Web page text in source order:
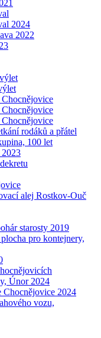
2024
2022
rodáků a přátel
100 let
alej Rostkov-Ouč
starosty 2019
pro kontejnery,
Únor 2024
Chocnějovice 2024
vozu,